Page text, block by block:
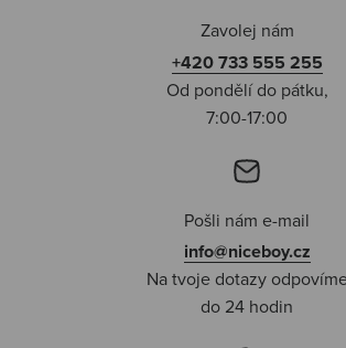
Zavolej nám
+420 733 555 255
Od pondělí do pátku,
7:00-17:00
Pošli nám e-mail
info@niceboy.cz
Na tvoje dotazy
do 24 hodin